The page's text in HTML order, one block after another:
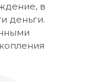
в
деньги.